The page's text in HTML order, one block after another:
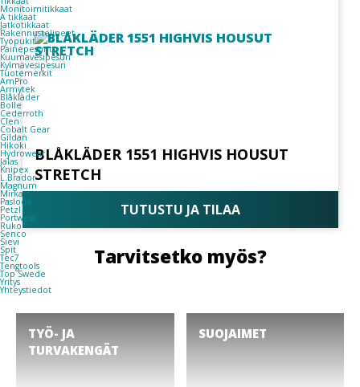
Monitoimitikkaat
A tikkaat
Jatkotikkaat
Rakennustelineet
Työpukit
Painepesurit
Kuumavesipesuri
Kylmävesipesuri
Tuotemerkit
AmPro
Armytek
Blåkläder
Bolle
Cederroth
Clen
Cobalt Gear
Gildan
Hikoki
Hydrowear
Jalas
Knipex
L.Brador
Magnum
Mirka
Paslode
Petzl
Portwest
Ruko
Senco
Sievi
Spit
Tec7
Tengtools
Top Swede
Yritys
Yhteystiedot
BLÅKLÄDER 1551 HIGHVIS HOUSUT
STRETCH
TUTUSTU JA TILAA
Tarvitsetko myös?
TYÖ- JA
TURVAKENGÄT
SUOJAIMET